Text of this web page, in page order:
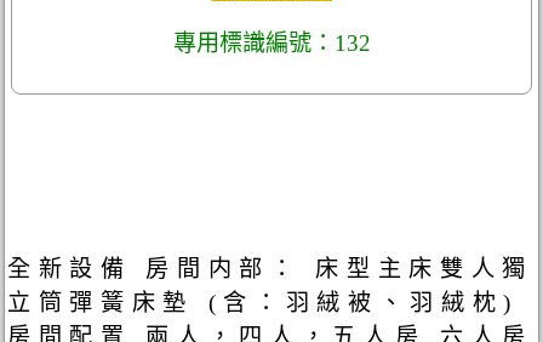
專用標識編號：132
全新設備 房間内部： 床型主床雙人獨
立筒彈簧床墊 (含：羽絨被、羽絨枕)